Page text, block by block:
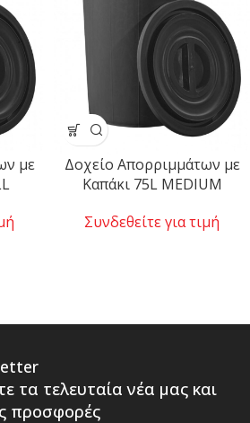
με
Δοχείο Απορριμμάτων με
Καπάκι 75L MEDIUM
Συνδεθείτε για τιμή
τα τελευταία νέα μας και
προσφορές